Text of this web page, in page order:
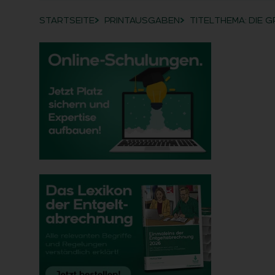
Breadcrumb-Navigation
STARTSEITE PRINTAUSGABEN TITELTHEMA: DIE